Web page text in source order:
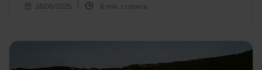
Nie wszyscy mogą latać samolotem. Są też osoby, które
można dotrzeć pociągiem. Tak jest choćby w przypadku,
26/06/2025 6 min. czytania